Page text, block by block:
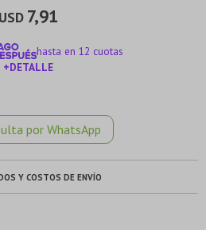
USD 7,91
hasta en 12 cuotas
+DETALLE
por WhatsApp
Y COSTOS DE ENVÍO